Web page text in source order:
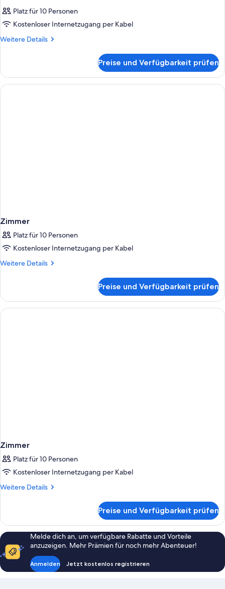
Platz für 10 Personen
Kostenloser Internetzugang per Kabel
Weitere Details
Weitere
Preise und Verfügbarkeit prüfen
Zimmer
Platz für 10 Personen
Kostenloser Internetzugang per Kabel
Weitere Details
Weitere
Preise und Verfügbarkeit prüfen
Zimmer
Platz für 10 Personen
Kostenloser Internetzugang per Kabel
Weitere Details
Weitere
Preise und Verfügbarkeit prüfen
Melde dich an, um verfügbare Rabatte und Vorteile
anzuzeigen. Mehr Prämien für noch mehr Abenteuer!
Anmelden Jetzt kostenlos registrieren